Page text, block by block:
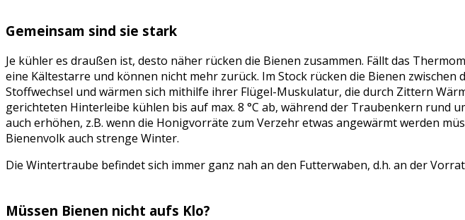
Gemeinsam sind sie stark
Je kühler es draußen ist, desto näher rücken die Bienen zusammen. Fällt das
eine Kältestarre und können nicht mehr zurück. Im Stock rücken die Bienen
Stoffwechsel und wärmen sich mithilfe ihrer Flügel-Muskulatur, die durch Zittern
gerichteten Hinterleibe kühlen bis auf max. 8 °C ab, während der Traubenkern rund
auch erhöhen, z.B. wenn die Honigvorräte zum Verzehr etwas angewärmt werden
Bienenvolk auch strenge Winter.
Die Wintertraube befindet sich immer ganz nah an den Futterwaben, d.h. an der
Müssen Bienen nicht aufs Klo?